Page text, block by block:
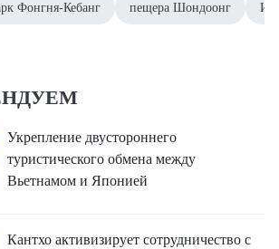
Фонгня-Кебанг пещера Шондоонг
Укрепление двустороннего
туристического обмена между
Вьетнамом и Японией
Кантхо активизирует сотрудничество с